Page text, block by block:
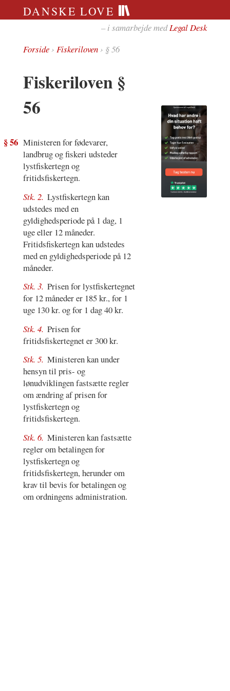
DANSKE LOVE
– i samarbejde medLegal Desk
Forside› Fiskeriloven› § 56
Fiskeriloven §
56
§ 56 Ministeren for fødevarer,
landbrug og fiskeri udsteder
lystfiskertegn og
fritidsfiskertegn.
Stk. 2. Lystfiskertegn kan
udstedes med en
gyldighedsperiode på 1 dag, 1
uge eller 12 måneder.
Fritidsfiskertegn kan udstedes
med en gyldighedsperiode på 12
måneder.
Stk. 3. Prisen for lystfiskertegnet
for 12 måneder er 185 kr., for 1
uge 130 kr. og for 1 dag 40 kr.
Stk. 4. Prisen for
fritidsfiskertegnet er 300 kr.
Stk. 5. Ministeren kan under
hensyn til pris- og
lønudviklingen fastsætte regler
om ændring af prisen for
lystfiskertegn og
fritidsfiskertegn.
Stk. 6. Ministeren kan fastsætte
regler om betalingen for
lystfiskertegn og
fritidsfiskertegn, herunder om
krav til bevis for betalingen og
om ordningens administration.